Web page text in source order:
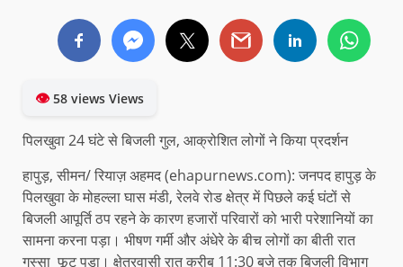
👁58 views Views
पिलखुवा 24 घंटे से बिजली गुल, आक्रोशित लोगों ने किया प्रदर्शन
हापुड़, सीमन/ रियाज़ अहमद (ehapurnews.com): जनपद हापुड़ के
पिलखुवा के मोहल्ला घास मंडी, रेलवे रोड क्षेत्र में पिछले कई घंटों से
बिजली आपूर्ति ठप रहने के कारण हजारों परिवारों को भारी परेशानियों का
सामना करना पड़ा। भीषण गर्मी और अंधेरे के बीच लोगों का बीती रात
गुस्सा फूट पड़ा। क्षेत्रवासी रात करीब 11:30 बजे तक बिजली विभाग